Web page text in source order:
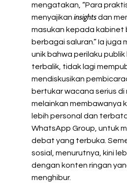
mengatakan, “Para
menyajikan insightsdan
masukan kepada kabinet
berbagai saluran.” Ia juga
unik bahwa perilaku
terbalik, tidak lagi
mendiskusikan
bertukar wacana serius di
melainkan membawanya
lebih personal dan
WhatsApp Group, untuk
debat yang terbuka.
sosial, menurutnya, kini
dengan konten ringan
menghibur.